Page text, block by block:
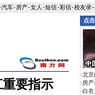
汽车-房产-女人 -短信-彩信-校友录-
要指示
点
·北
·房
·白